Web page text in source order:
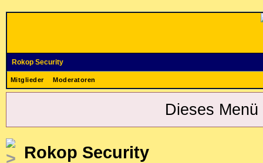
Rokop Security
Mitglieder Moderatoren
Dieses
Rokop Security